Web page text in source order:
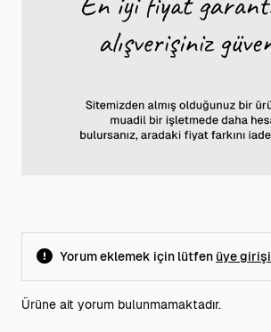
Yorum eklemek için lütfen üye girişi
Ürüne ait yorum bulunmamaktadır.